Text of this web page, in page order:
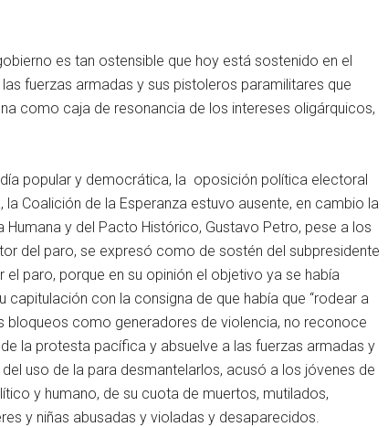
es tan ostensible que hoy está sostenido en el
fuerzas armadas y sus pistoleros paramilitares que
como caja de resonancia de los intereses oligárquicos,
popular y democrática, la oposición política electoral
Coalición de la Esperanza estuvo ausente, en cambio la
y del Pacto Histórico, Gustavo Petro, pese a los
del paro, se expresó como de sostén del subpresidente
paro, porque en su opinión el objetivo ya se había
con la consigna de que había que “rodear a
bloqueos como generadores de violencia, no reconoce
la protesta pacífica y absuelve a las fuerzas armadas y
uso de la para desmantelarlos, acusó a los jóvenes de
y humano, de su cuota de muertos, mutilados,
y niñas abusadas y violadas y desaparecidos.